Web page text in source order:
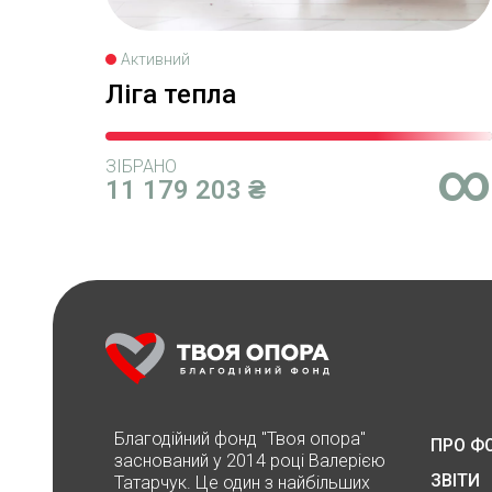
Активний
Ліга тепла
ЗІБРАНО
11 179 203 ₴ ∞
ПРО
ЗВІТИ
Благодійний фонд "Твоя опора"
заснований у 2014 році Валерією
Татарчук. Це один з найбільших